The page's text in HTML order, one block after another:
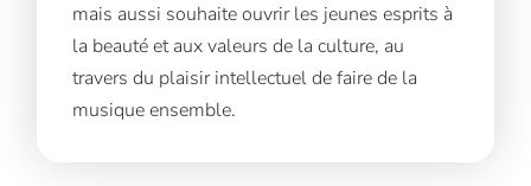
mais aussi souhaite ouvrir les jeunes esprits à
la beauté et aux valeurs de la culture, au
travers du plaisir intellectuel de faire de la
musique ensemble.